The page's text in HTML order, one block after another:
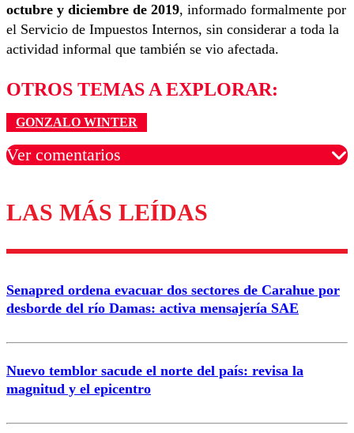
octubre y diciembre de 2019, informado formalmente por
el Servicio de Impuestos Internos, sin considerar a toda la
actividad informal que también se vio afectada.
OTROS TEMAS A EXPLORAR:
GONZALO WINTER
Ver comentarios
Los comentarios son moderados para garantizar un
diálogo respetuoso.
Correo
LAS MÁS LEÍDAS
Senapred ordena evacuar dos sectores de Carahue por
desborde del río Damas: activa mensajería SAE
Nuevo temblor sacude el norte del país: revisa la
magnitud y el epicentro